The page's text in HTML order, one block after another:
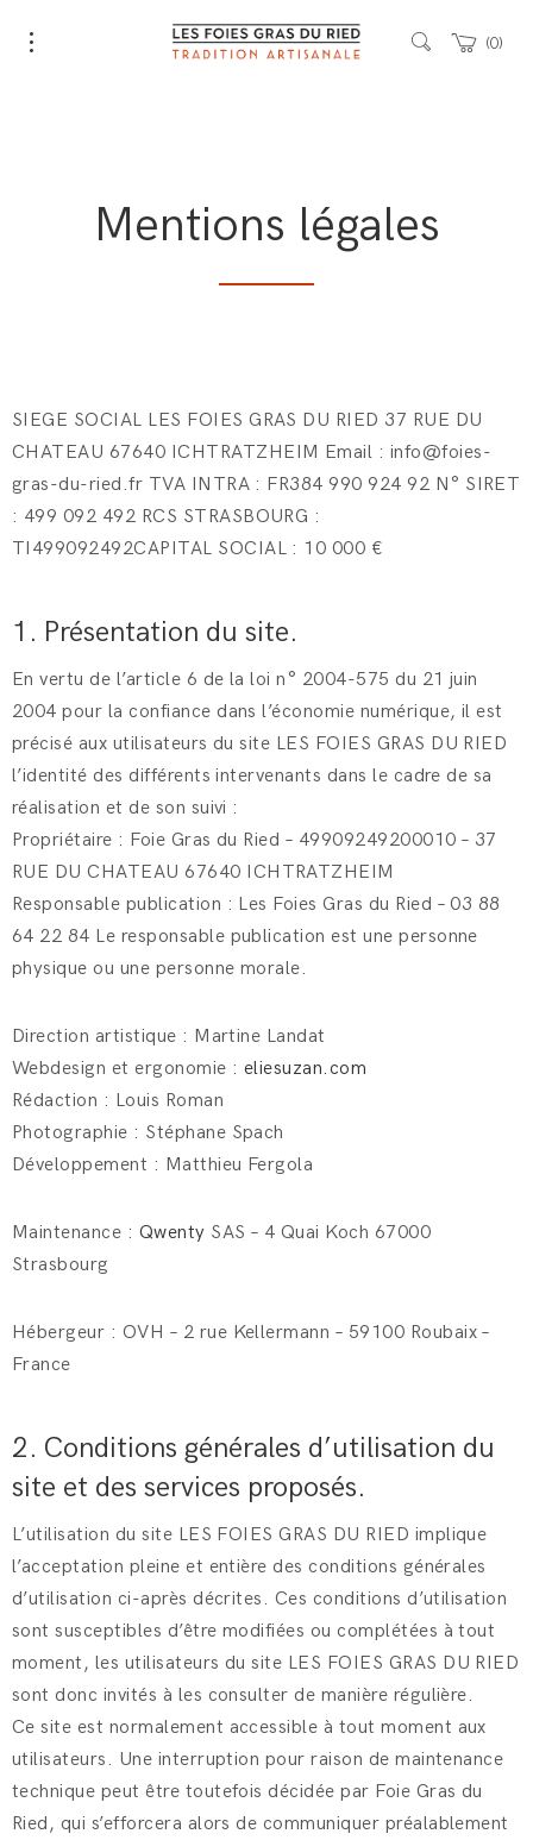
0
Mentions légales
SIEGE SOCIAL LES FOIES GRAS DU RIED 37 RUE DU
CHATEAU 67640 ICHTRATZHEIM Email : info@foies-
gras-du-ried.fr TVA INTRA : FR384 990 924 92 N° SIRET
: 499 092 492 RCS STRASBOURG :
TI499092492CAPITAL SOCIAL : 10 000 €
1. Présentation du site.
En vertu de l’article 6 de la loi n° 2004-575 du 21 juin
2004 pour la confiance dans l’économie numérique, il est
précisé aux utilisateurs du site LES FOIES GRAS DU RIED
l’identité des différents intervenants dans le cadre de sa
réalisation et de son suivi :
Propriétaire : Foie Gras du Ried – 49909249200010 – 37
RUE DU CHATEAU 67640 ICHTRATZHEIM
Responsable publication : Les Foies Gras du Ried – 03 88
64 22 84 Le responsable publication est une personne
physique ou une personne morale.
Direction artistique : Martine Landat
Webdesign et ergonomie : eliesuzan.com
Rédaction : Louis Roman
Photographie : Stéphane Spach
Développement : Matthieu Fergola
Maintenance : Qwenty SAS – 4 Quai Koch 67000
Strasbourg
Hébergeur : OVH – 2 rue Kellermann – 59100 Roubaix –
France
2. Conditions générales d’utilisation du
site et des services proposés.
L’utilisation du site LES FOIES GRAS DU RIED implique
l’acceptation pleine et entière des conditions générales
d’utilisation ci-après décrites. Ces conditions d’utilisation
sont susceptibles d’être modifiées ou complétées à tout
moment, les utilisateurs du site LES FOIES GRAS DU RIED
sont donc invités à les consulter de manière régulière.
Ce site est normalement accessible à tout moment aux
utilisateurs. Une interruption pour raison de maintenance
technique peut être toutefois décidée par Foie Gras du
Ried, qui s’efforcera alors de communiquer préalablement